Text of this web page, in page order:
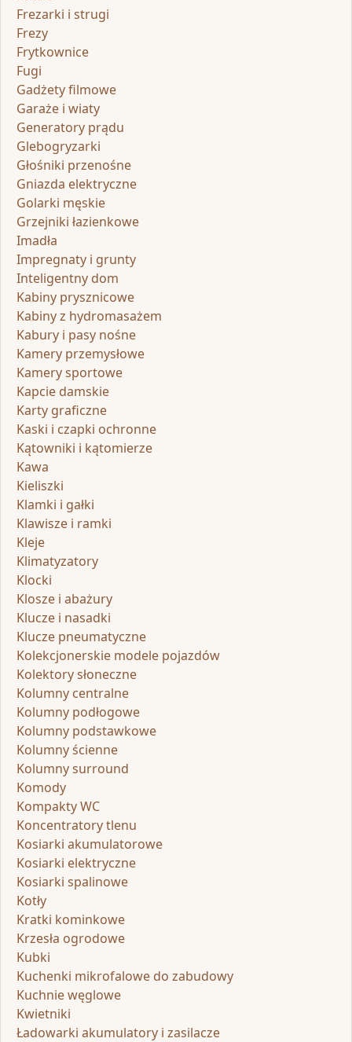
Frezarki i strugi
Frezy
Frytkownice
Fugi
Gadżety filmowe
Garaże i wiaty
Generatory prądu
Glebogryzarki
Głośniki przenośne
Gniazda elektryczne
Golarki męskie
Grzejniki łazienkowe
Imadła
Impregnaty i grunty
Inteligentny dom
Kabiny prysznicowe
Kabiny z hydromasażem
Kabury i pasy nośne
Kamery przemysłowe
Kamery sportowe
Kapcie damskie
Karty graficzne
Kaski i czapki ochronne
Kątowniki i kątomierze
Kawa
Kieliszki
Klamki i gałki
Klawisze i ramki
Kleje
Klimatyzatory
Klocki
Klosze i abażury
Klucze i nasadki
Klucze pneumatyczne
Kolekcjonerskie modele pojazdów
Kolektory słoneczne
Kolumny centralne
Kolumny podłogowe
Kolumny podstawkowe
Kolumny ścienne
Kolumny surround
Komody
Kompakty WC
Koncentratory tlenu
Kosiarki akumulatorowe
Kosiarki elektryczne
Kosiarki spalinowe
Kotły
Kratki kominkowe
Krzesła ogrodowe
Kubki
Kuchenki mikrofalowe do zabudowy
Kuchnie węglowe
Kwietniki
Ładowarki akumulatory i zasilacze